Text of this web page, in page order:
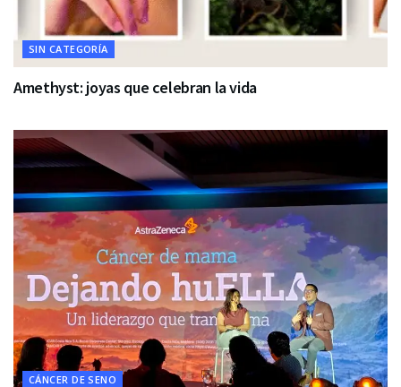
SIN CATEGORÍA
Amethyst: joyas que celebran la vida
CÁNCER DE SENO